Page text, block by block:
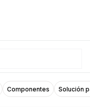
Componentes Solución